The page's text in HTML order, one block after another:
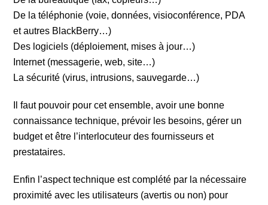
De la téléphonie (voie, données, visioconférence, PDA
et autres BlackBerry…)
Des logiciels (déploiement, mises à jour…)
Internet (messagerie, web, site…)
La sécurité (virus, intrusions, sauvegarde…)
Il faut pouvoir pour cet ensemble, avoir une bonne
connaissance technique, prévoir les besoins, gérer un
budget et être l’interlocuteur des fournisseurs et
prestataires.
Enfin l’aspect technique est complété par la nécessaire
proximité avec les utilisateurs (avertis ou non) pour